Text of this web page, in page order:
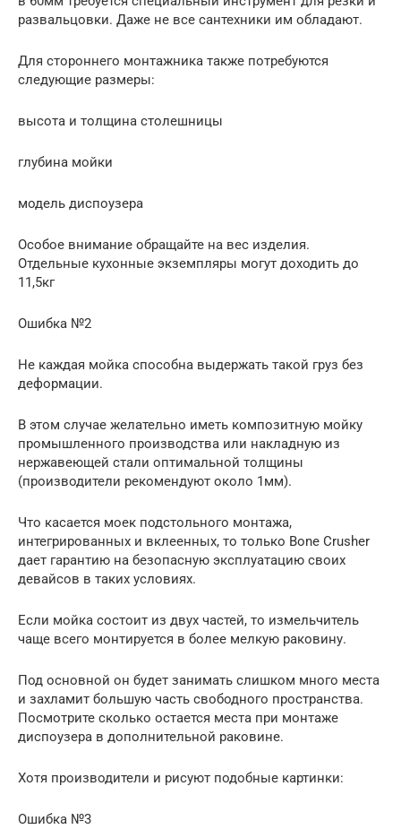
развальцовки. Даже не все сантехники им обладают.
Для стороннего монтажника также потребуются
следующие размеры:
высота и толщина столешницы
глубина мойки
модель диспоузера
Особое внимание обращайте на вес изделия.
Отдельные кухонные экземпляры могут доходить до
11,5кг
Ошибка №2
Не каждая мойка способна выдержать такой груз без
деформации.
В этом случае желательно иметь композитную мойку
промышленного производства или накладную из
нержавеющей стали оптимальной толщины
(производители рекомендуют около 1мм).
Что касается моек подстольного монтажа,
интегрированных и вклеенных, то только Bone Crusher
дает гарантию на безопасную эксплуатацию своих
девайсов в таких условиях.
Если мойка состоит из двух частей, то измельчитель
чаще всего монтируется в более мелкую раковину.
Под основной он будет занимать слишком много места
и захламит большую часть свободного пространства.
Посмотрите сколько остается места при монтаже
диспоузера в дополнительной раковине.
Хотя производители и рисуют подобные картинки:
Ошибка №3